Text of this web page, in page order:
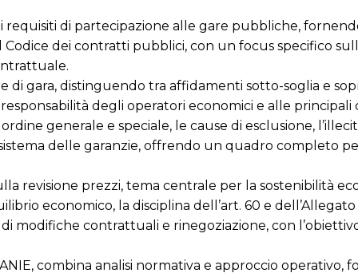
di partecipazione alle gare pubbliche,
dei contratti pubblici, con un focus specifico
di gara, distinguendo tra affidamenti sotto-soglia e
degli operatori economici e alle principali
generale e speciale, le cause di esclusione,
delle garanzie, offrendo un quadro completo
revisione prezzi, tema centrale per la sostenibilità
economico, la disciplina dell’art. 60 e dell’Allegato
modifiche contrattuali e rinegoziazione, con
combina analisi normativa e approccio operativo,